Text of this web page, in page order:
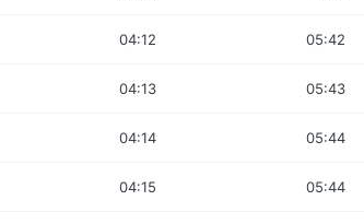
04:12 05:42
04:13 05:43
04:14 05:44
04:15 05:44